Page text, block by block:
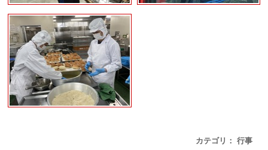
カテゴリ： 行事